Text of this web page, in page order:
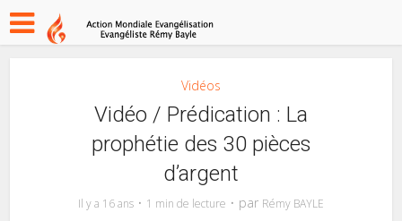
Vidéos
Vidéo / Prédication : La
prophétie des 30 pièces
d’argent
Il y a 16 ans 1 min de lecture par Rémy BAYLE